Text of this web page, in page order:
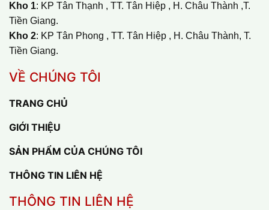
Kho 1: KP Tân Thạnh , TT. Tân Hiệp , H. Châu Thành ,T.
Tiền Giang.
Kho 2: KP Tân Phong , TT. Tân Hiệp , H. Châu Thành, T.
Tiền Giang.
VỀ CHÚNG TÔI
TRANG CHỦ
GIỚI THIỆU
SẢN PHẨM CỦA CHÚNG TÔI
THÔNG TIN LIÊN HỆ
THÔNG TIN LIÊN HỆ